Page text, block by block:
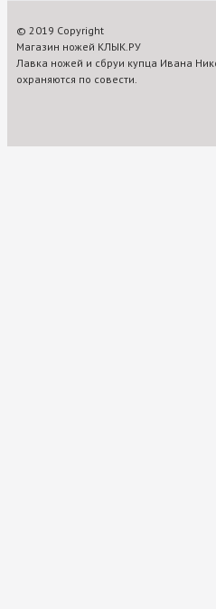
© 2019 Copyright
Магазин ножей КЛЫК.РУ
Лавка ножей и сбруи купца Ивана
охраняются по совести.